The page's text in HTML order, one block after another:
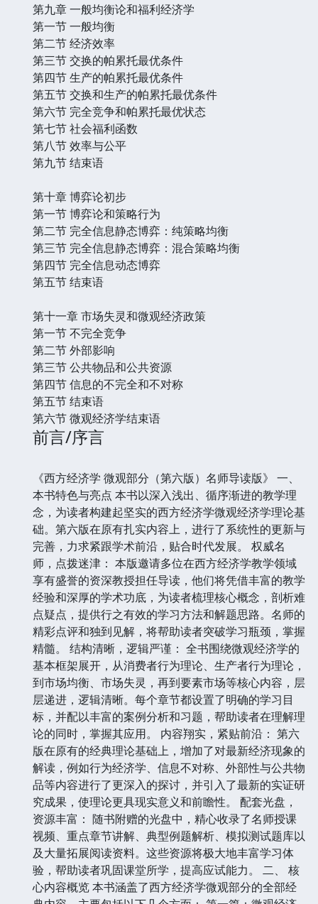
第九章 一般均衡论和福利经济学
第一节 一般均衡
第二节 经济效率
第三节 交换的帕累托最优条件
第四节 生产的帕累托最优条件
第五节 交换和生产的帕累托最优条件
第六节 完全竞争和帕累托最优状态
第七节 社会福利函数
第八节 效率与公平
第九节 结束语
第十章 博弈论初步
第一节 博弈论和策略行为
第二节 完全信息静态博弈：纯策略均衡
第三节 完全信息静态博弈：混合策略均衡
第四节 完全信息动态博弈
第五节 结束语
第十一章 市场失灵和微观经济政策
第一节 不完全竞争
第二节 外部影响
第三节 公共物品和公共资源
第四节 信息的不完全和不对称
第五节 结束语
第六节 微观经济学结束语
前言/序言
《西方经济学 微观部分（第六版）名师导读版》 一、
本书特色与亮点 本书以深入浅出、循序渐进的教学理
念，为读者构建起坚实的西方经济学微观经济学理论基
础。第六版在原有扎实内容上，进行了系统性的更新与
完善，力求紧跟学术前沿，贴合时代发展。 权威名
师，点拨迷津： 本版邀请多位在西方经济学教学领域
享有盛誉的资深教授担任导读，他们将凭借丰富的教学
经验和深厚的学术功底，为读者梳理核心概念，剖析难
点疑点，提供行之有效的学习方法和解题思路。名师的
精彩点评和独到见解，将帮助读者突破学习瓶颈，掌握
精髓。 结构清晰，逻辑严谨： 全书围绕微观经济学的
基本框架展开，从消费者行为理论、生产者行为理论，
到市场均衡、市场失灵，再到要素市场等核心内容，层
层递进，逻辑清晰。每个章节都设置了明确的学习目
标，并配以丰富的案例分析和习题，帮助读者在理解理
论的同时，掌握其应用。 内容翔实，紧贴前沿： 第六
版在原有的经典理论基础上，增加了对最新经济现象的
解读，例如行为经济学、信息不对称、外部性与公共物
品等内容进行了更深入的探讨，并引入了最新的实证研
究成果，使理论更具现实意义和前瞻性。 配套光盘，
资源丰富： 随书附赠的光盘中，精心收录了名师授课
视频、重点章节讲解、典型例题解析、模拟测试题库以
及大量拓展阅读资料。这些资源将极大地丰富学习体
验，帮助读者巩固课堂所学，提高应试能力。 二、 核
心内容概览 本书涵盖了西方经济学微观部分的全部经